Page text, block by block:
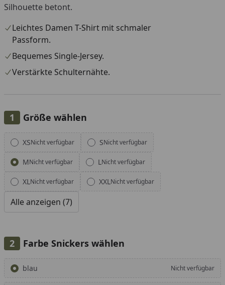
Silhouette betont.
Leichtes Damen T-Shirt mit schmaler
Passform.
Bequemes Single-Jersey.
Verstärkte Schulternähte.
Größe wählen
Alle anzeigen (7)
XSNicht verfügbar SNicht verfügbar
MNicht verfügbar LNicht verfügbar
XLNicht verfügbar XXLNicht verfügbar
Alle anzeigen (7)
Farbe Snickers wählen
Alle anzeigen (10)
blau Nicht verfügbar